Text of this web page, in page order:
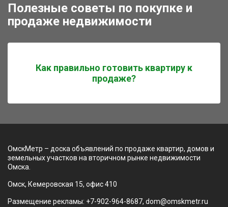
Полезные советы по покупке и
продаже недвижимости
Как правильно готовить квартиру к
продаже?
ОмскМетр – доска объявлений по продаже квартир, домов и
земельных участков на вторичном рынке недвижимости
Омска.
Омск, Кемеровская 15, офис 410
Размещение рекламы: +7-902-964-8687, dom@omskmetr.ru